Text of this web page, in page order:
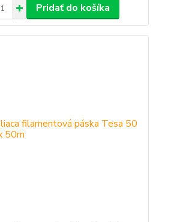
Pridať do košíka